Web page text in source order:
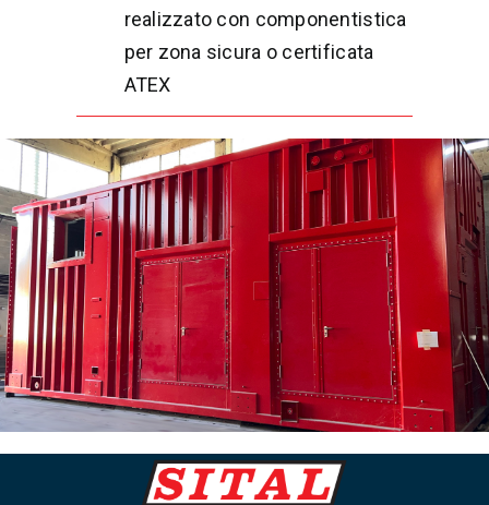
realizzato con componentistica
per zona sicura o certificata
ATEX